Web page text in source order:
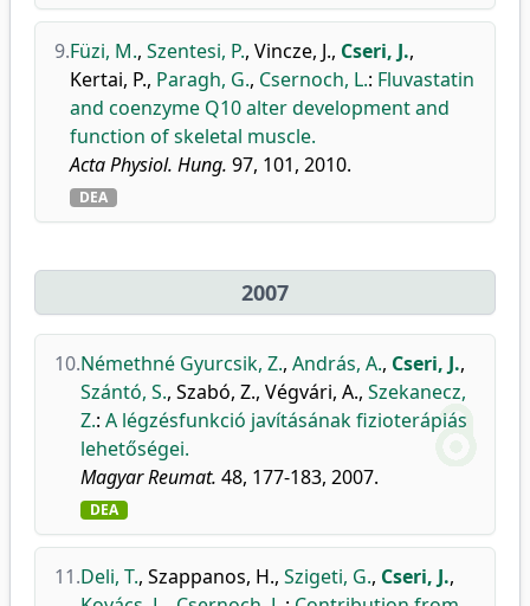
9.Füzi, M., Szentesi, P., Vincze, J., Cseri, J.,
Kertai, P., Paragh, G., Csernoch, L.: Fluvastatin
and coenzyme Q10 alter development and
function of skeletal muscle.
Acta Physiol. Hung. 97, 101, 2010.
DEA
2007
10.Némethné Gyurcsik, Z., András, A., Cseri, J.,
Szántó, S., Szabó, Z., Végvári, A., Szekanecz,
Z.: A légzésfunkció javításának fizioterápiás
lehetőségei.
Magyar Reumat. 48, 177-183, 2007.
DEA
11.Deli, T., Szappanos, H., Szigeti, G., Cseri, J.,